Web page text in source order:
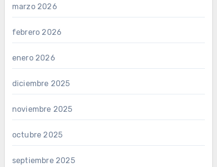
marzo 2026
febrero 2026
enero 2026
diciembre 2025
noviembre 2025
octubre 2025
septiembre 2025